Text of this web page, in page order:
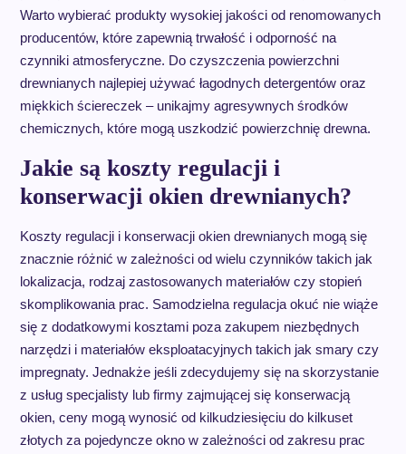
Warto wybierać produkty wysokiej jakości od renomowanych
producentów, które zapewnią trwałość i odporność na
czynniki atmosferyczne. Do czyszczenia powierzchni
drewnianych najlepiej używać łagodnych detergentów oraz
miękkich ściereczek – unikajmy agresywnych środków
chemicznych, które mogą uszkodzić powierzchnię drewna.
Jakie są koszty regulacji i
konserwacji okien drewnianych?
Koszty regulacji i konserwacji okien drewnianych mogą się
znacznie różnić w zależności od wielu czynników takich jak
lokalizacja, rodzaj zastosowanych materiałów czy stopień
skomplikowania prac. Samodzielna regulacja okuć nie wiąże
się z dodatkowymi kosztami poza zakupem niezbędnych
narzędzi i materiałów eksploatacyjnych takich jak smary czy
impregnaty. Jednakże jeśli zdecydujemy się na skorzystanie
z usług specjalisty lub firmy zajmującej się konserwacją
okien, ceny mogą wynosić od kilkudziesięciu do kilkuset
złotych za pojedyncze okno w zależności od zakresu prac